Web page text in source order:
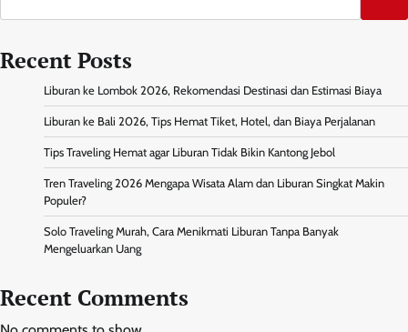
Recent Posts
Liburan ke Lombok 2026, Rekomendasi Destinasi dan Estimasi Biaya
Liburan ke Bali 2026, Tips Hemat Tiket, Hotel, dan Biaya Perjalanan
Tips Traveling Hemat agar Liburan Tidak Bikin Kantong Jebol
Tren Traveling 2026 Mengapa Wisata Alam dan Liburan Singkat Makin
Populer?
Solo Traveling Murah, Cara Menikmati Liburan Tanpa Banyak
Mengeluarkan Uang
Recent Comments